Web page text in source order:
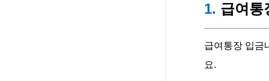
1. 급여통
급여통장 입금
요.